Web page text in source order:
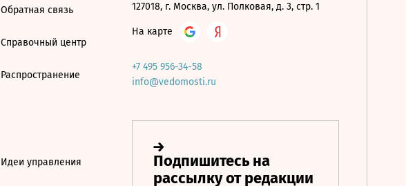
Обратная связь
Справочный центр
Распространение
Идеи управления
127018, г. Москва, ул. Полковая, д. 3, стр. 1
На карте
+7 495 956-34-58
info@vedomosti.ru